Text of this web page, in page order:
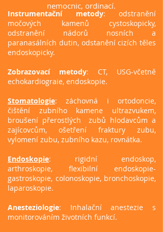
nemocnic, ordinací.
Instrumentační metody: odstranění
močových kamenů cystoskopicky,
odstranění nádorů nosních a
paranasálních dutin, odstanění cizích těles
endoskopicky.
Zobrazovací metody: CT, USG-včetně
echokardiograie, endoskopie.
Stomatologie: záchovná i ortodoncie,
čištění zubního kamene ultrazvukem,
broušení přerostlých zubů hlodavcům a
zajícovcům, ošetření fraktury zubu,
vylomení zubu, zubního kazu, rovnátka.
Endoskopie: rigidní endoskop,
arthroskopie, flexibilní endoskopie-
gastroskopie, colonoskopie, bronchoskopie,
laparoskopie.
Anesteziologie: Inhalační anestezie s
monitorováním životních funkcí.